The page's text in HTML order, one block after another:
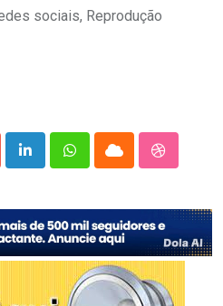
sociais, Reprodução
LinkedInWhatsappCloud